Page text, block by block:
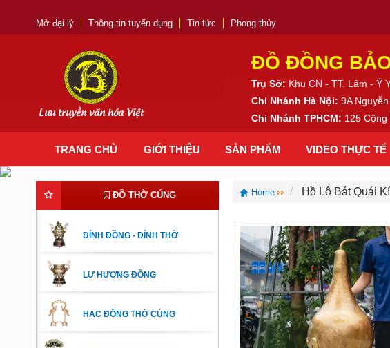
Mở đại lý Thông tin tuyển dụng Tin tức Phong thủy
Lưu truyền văn hóa Việt
ĐỒ ĐỒNG
Trụ Sở: Khu CN - TT. Lâm - Ý
Chi Nhánh Hà Nội:9A
Chi Nhánh TPHCM: 125
TRANG CHỦ GIỚI THIỆU SẢN PHẨM VIDEO THỰC TẾ
ĐỒ THỜ CÚNG
ĐỈNH ĐỒNG - ĐỈNH THỜ
LƯ HƯƠNG ĐỒNG
HẠC ĐỒNG THỜ CÚNG
Home Hồ Lô Bát Quái